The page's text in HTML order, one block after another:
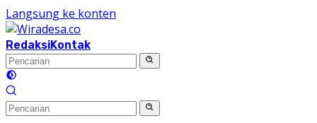
Langsung ke konten
RedaksiKontak